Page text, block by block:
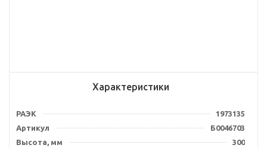
Характеристики
РАЭК
1973135
Артикул
Б0046703
Высота, мм
300